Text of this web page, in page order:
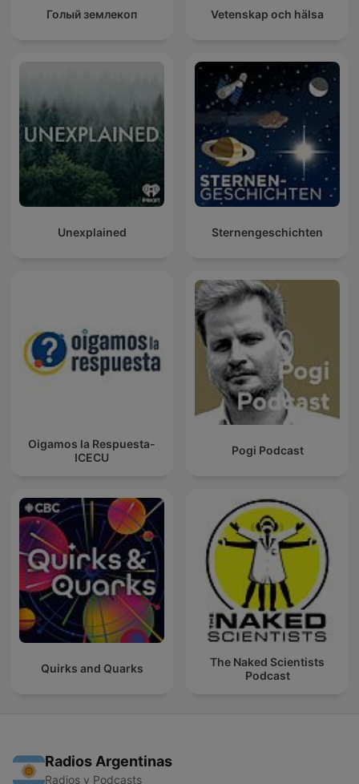
Голый землекоп Vetenskap och hälsa
Unexplained Sternengeschichten
Oigamos la Respuesta-
ICECU
Pogi Podcast
Quirks and Quarks
The Naked Scientists
Podcast
Radios Argentinas
Radios y Podcasts